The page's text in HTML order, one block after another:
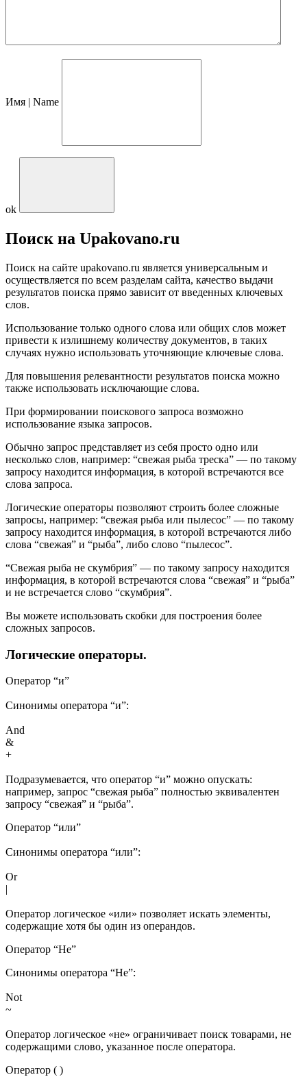
Имя | Name
ok
Поиск на Upakovano.ru
Поиск на сайте upakovano.ru является универсальным и
осуществляется по всем разделам сайта, качество выдачи
результатов поиска прямо зависит от введенных ключевых
слов.
Использование только одного слова или общих слов может
привести к излишнему количеству документов, в таких
случаях нужно использовать уточняющие ключевые слова.
Для повышения релевантности результатов поиска можно
также использовать исключающие слова.
При формировании поискового запроса возможно
использование языка запросов.
Обычно запрос представляет из себя просто одно или
несколько слов, например: “свежая рыба треска” — по такому
запросу находится информация, в которой встречаются все
слова запроса.
Логические операторы позволяют строить более сложные
запросы, например: “свежая рыба или пылесос” — по такому
запросу находится информация, в которой встречаются либо
слова “свежая” и “рыба”, либо слово “пылесос”.
“Свежая рыба не скумбрия” — по такому запросу находится
информация, в которой встречаются слова “свежая” и “рыба”
и не встречается слово “скумбрия”.
Вы можете использовать скобки для построения более
сложных запросов.
Логические операторы.
Оператор “и”
Синонимы оператора “и”:
And
&
+
Подразумевается, что оператор “и” можно опускать:
например, запрос “свежая рыба” полностью эквивалентен
запросу “свежая” и “рыба”.
Оператор “или”
Синонимы оператора “или”:
Or
|
Оператор логическое «или» позволяет искать элементы,
содержащие хотя бы один из операндов.
Оператор “Не”
Синонимы оператора “Не”:
Not
~
Оператор логическое «не» ограничивает поиск товарами, не
содержащими слово, указанное после оператора.
Оператор ( )